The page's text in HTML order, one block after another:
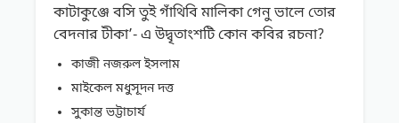
কাটাকুঞ্জে বসি তুই গাঁথিবি মালিকা গেনু ভালে তোর
বেদনার টীকা’- এ উদ্বৃতাংশটি কোন কবির রচনা?
কাজী নজরুল ইসলাম
মাইকেল মধুসূদন দত্ত
সুকান্ত ভট্টাচার্য